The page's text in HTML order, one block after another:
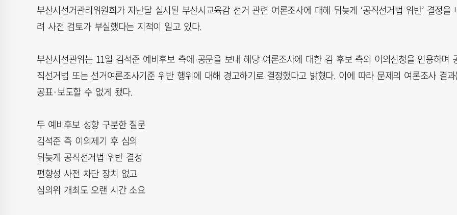
부산시선거관리위원회가 지난달 실시된 부산시교육감 선거 관련 여론조사에 대해 뒤늦게 ‘공직선거법 위반’ 결정을
려 사전 검토가 부실했다는 지적이 일고 있다.
부산시선관위는 11일 김석준 예비후보 측에 공문을 보내 해당 여론조사에 대한 김 후보 측의 이의신청을 인용하며
직선거법 또는 선거여론조사기준 위반 행위에 대해 경고하기로 결정했다고 밝혔다. 이에 따라 문제의 여론조사 결
공표·보도할 수 없게 됐다.
두 예비후보 성향 구분한 질문
김석준 측 이의제기 후 심의
뒤늦게 공직선거법 위반 결정
편향성 사전 차단 장치 없고
심의위 개최도 오랜 시간 소요